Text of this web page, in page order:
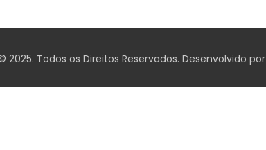
2025. Todos os Direitos Reservados. Desenvolvido por